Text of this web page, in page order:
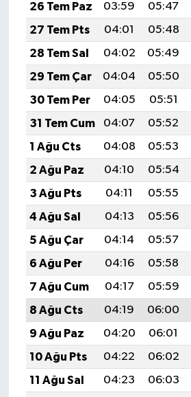
26 Tem Paz
03:59 05:47
27 Tem Pts
04:01 05:48
28 Tem Sal
04:02 05:49
29 Tem Çar
04:04 05:50
30 Tem Per
04:05 05:51
31 Tem Cum
04:07 05:52
1 Ağu Cts
04:08 05:53
2 Ağu Paz
04:10 05:54
3 Ağu Pts
04:11 05:55
4 Ağu Sal
04:13 05:56
5 Ağu Çar
04:14 05:57
6 Ağu Per
04:16 05:58
7 Ağu Cum
04:17 05:59
8 Ağu Cts
04:19 06:00
9 Ağu Paz
04:20 06:01
10 Ağu Pts
04:22 06:02
11 Ağu Sal
04:23 06:03